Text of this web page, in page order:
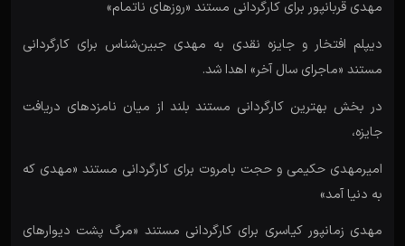
مهدی قربانپور برای کارگردانی مستند «روزهای ناتمام»
دیپلم افتخار و جایزه نقدی به مهدی جبین‌شناس برای کارگردانی
مستند «ماجرای سال آخر» اهدا شد.
در بخش بهترین کارگردانی مستند بلند از میان نامزدهای دریافت
جایزه،
امیرمهدی حکیمی و حجت بامروت برای کارگردانی مستند «مهدی که
به دنیا آمد»
مهدی زمانپور کیاسری برای کارگردانی مستند «مرگ پشت دیوارهای